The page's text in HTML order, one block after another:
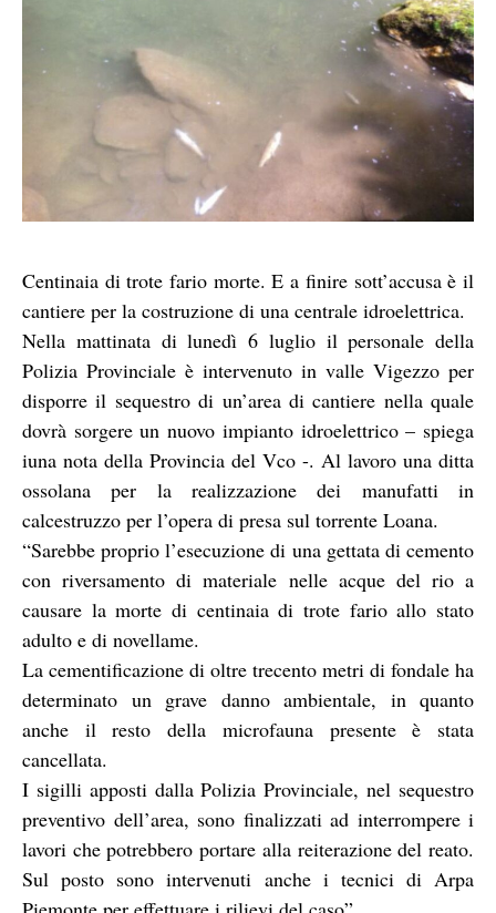
Centinaia di trote fario morte. E a finire sott’accusa è il
cantiere per la costruzione di una centrale idroelettrica.
Nella mattinata di lunedì 6 luglio il personale della
Polizia Provinciale è intervenuto in valle Vigezzo per
disporre il sequestro di un’area di cantiere nella quale
dovrà sorgere un nuovo impianto idroelettrico – spiega
iuna nota della Provincia del Vco -. Al lavoro una ditta
ossolana per la realizzazione dei manufatti in
calcestruzzo per l’opera di presa sul torrente Loana.
“Sarebbe proprio l’esecuzione di una gettata di cemento
con riversamento di materiale nelle acque del rio a
causare la morte di centinaia di trote fario allo stato
adulto e di novellame.
La cementificazione di oltre trecento metri di fondale ha
determinato un grave danno ambientale, in quanto
anche il resto della microfauna presente è stata
cancellata.
I sigilli apposti dalla Polizia Provinciale, nel sequestro
preventivo dell’area, sono finalizzati ad interrompere i
lavori che potrebbero portare alla reiterazione del reato.
Sul posto sono intervenuti anche i tecnici di Arpa